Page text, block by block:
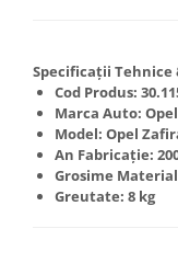
Carlige MAN
Carlige Mazda
Carlige Mercedes
Carlige MG
Specificații
Cod Produs:
Marca Auto: Opel
Model: Opel
An Fabricație:
Grosime
Greutate: 8 kg